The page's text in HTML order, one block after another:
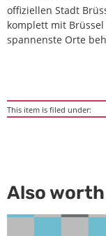
offiziellen Stadt
komplett mit
spannenste Orte
This item is filed under:
Also